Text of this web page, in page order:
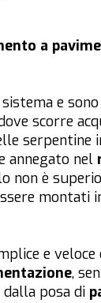
a
e
scorre
serpentine
annegato nel
è
montati
e
,
posa di